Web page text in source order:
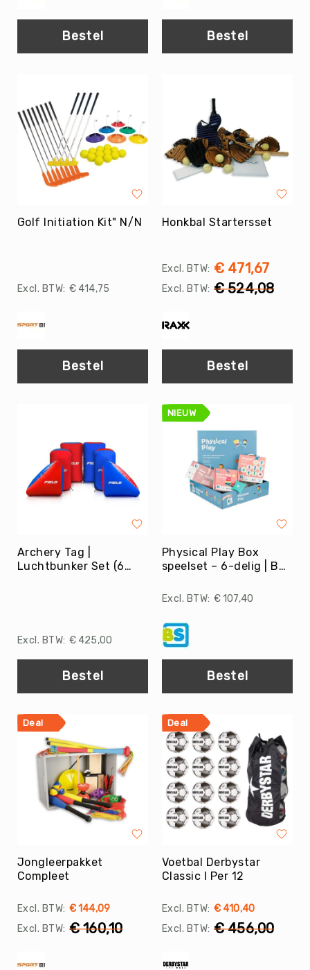
KanJam
Kin-
Omnikin®
Klimmen
Korfbal
Knotshockey
Lacrosse
Mountainbiken
Pilates
Roundnet
Rugby
Sporten
Speedbadminton
Spikeball
Tafeltennis
Tafelvoetbal
Ballen
Teambuilding
Tennis
Trendsporten
Turnen
/
Gymnastiek
Vechtsport
Zelfverdediging
Voetbal
Waterpolo
Yoga
Bestel Bestel
Golf Initiation Kit" N/N
€ 414,75
Bestel
Honkbal Startersset
€ 471,67
€ 524,08
Bestel
Archery Tag |
Luchtbunker Set (6
€ 425,00
Bestel
NIEUW
Physical Play Box
speelset – 6-delig | BS
€ 107,40
Bestel
Deal
Jongleerpakket
Compleet
€ 144,09
€ 160,10
Deal
Voetbal Derbystar
Classic I Per 12
€ 410,40
€ 456,00